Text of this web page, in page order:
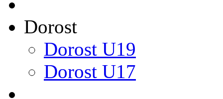
Dorost
Dorost U19
Dorost U17